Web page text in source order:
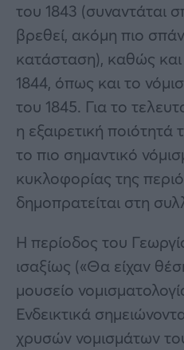
του 1843 (συναντάται
βρεθεί, ακόμη πιο
κατάσταση), καθώς
1844, όπως και το
του 1845. Για το
η εξαιρετική
το πιο σημαντικό
κυκλοφορίας της
δημοπρατείται στη
Η περίοδος του
ισαξίως («Θα είχαν
μουσείο
Ενδεικτικά
χρυσών νομισμάτων